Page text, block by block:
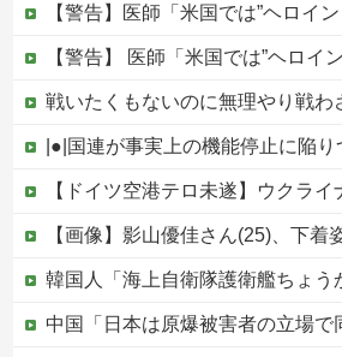
【警告】医師「米国では”ヘロインと同じくらいヤバい薬”が
【警告】 医師「米国では”ヘロインと同じくらいヤバい薬”が
戦いたくもないのに無理やり戦わさせら
|●|国連が事実上の機能停止に陥りつつあると関係者が告白、特に役に立
【ドイツ空港テロ未遂】ウクライナ機に爆発物搭載ドローン接近→空港職員が蹴り落とす 偶然起
【画像】影山優佳さん(25)、下着姿で
韓国人「海上自衛隊護衛艦ちょうかいによるトマホーク巡航ミサイルの実射試験に韓国人
中国「日本は原爆被害者の立場で同情を買